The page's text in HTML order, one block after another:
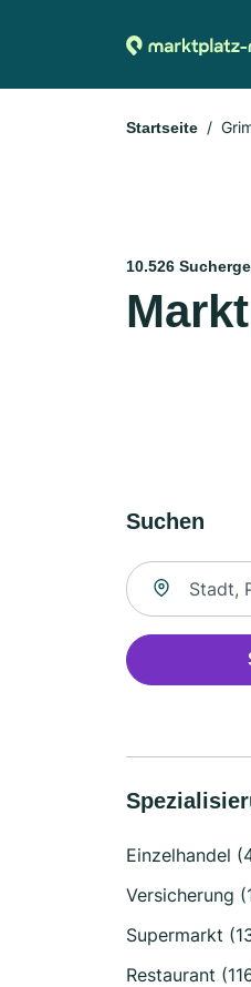
Startseite
10.526
Suchen
Suche nach Ort
Einzelhandel
Versicherung
Supermarkt
Restaurant